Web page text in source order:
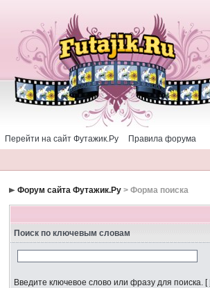
Перейти на сайт Футажик.Ру Правила форума
Форум сайта Футажик.Ру > Форма поиска
Поиск по ключевым словам
Введите ключевое слово или фразу для поиска. [